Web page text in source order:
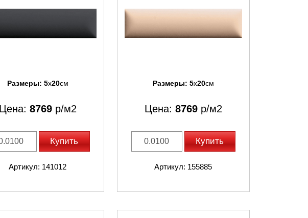
Размеры: 5x20см
Цена: 8769р/м2
Купить
Артикул: 141012
Размеры: 5x20см
Цена: 8769р/м2
Купить
Артикул: 155885